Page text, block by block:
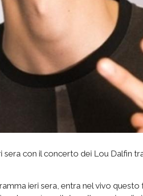
sera con il concerto dei Lou Dalfin
ieri sera, entra nel vivo questo